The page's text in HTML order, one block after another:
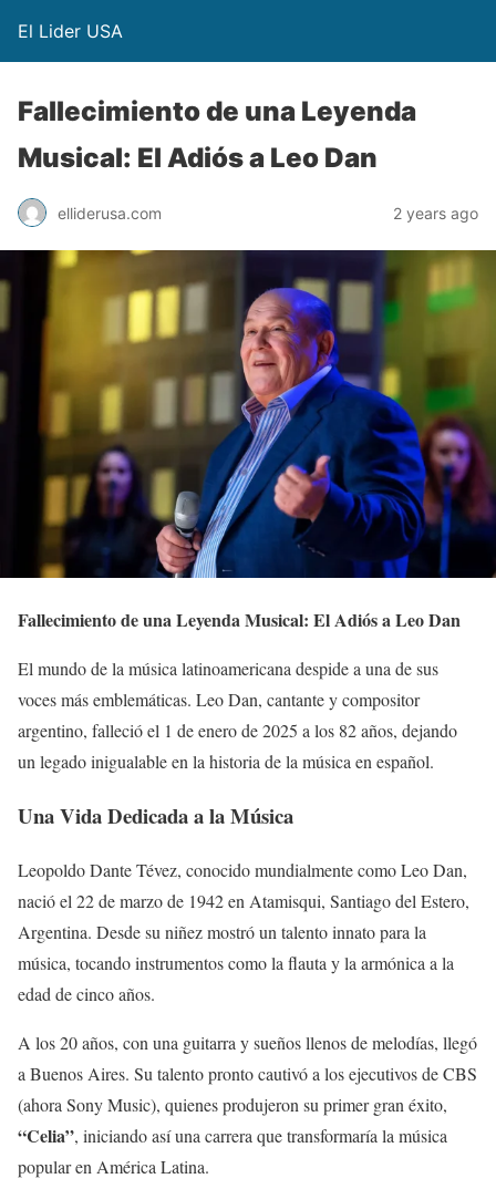
El Lider USA
Fallecimiento de una Leyenda
Musical: El Adiós a Leo Dan
elliderusa.com 2 years ago
Fallecimiento de una Leyenda Musical: El Adiós a Leo Dan
El mundo de la música latinoamericana despide a una de sus
voces más emblemáticas. Leo Dan, cantante y compositor
argentino, falleció el 1 de enero de 2025 a los 82 años, dejando
un legado inigualable en la historia de la música en español.
Una Vida Dedicada a la Música
Leopoldo Dante Tévez, conocido mundialmente como Leo Dan,
nació el 22 de marzo de 1942 en Atamisqui, Santiago del Estero,
Argentina. Desde su niñez mostró un talento innato para la
música, tocando instrumentos como la flauta y la armónica a la
edad de cinco años.
A los 20 años, con una guitarra y sueños llenos de melodías, llegó
a Buenos Aires. Su talento pronto cautivó a los ejecutivos de CBS
(ahora Sony Music), quienes produjeron su primer gran éxito,
“Celia”, iniciando así una carrera que transformaría la música
popular en América Latina.